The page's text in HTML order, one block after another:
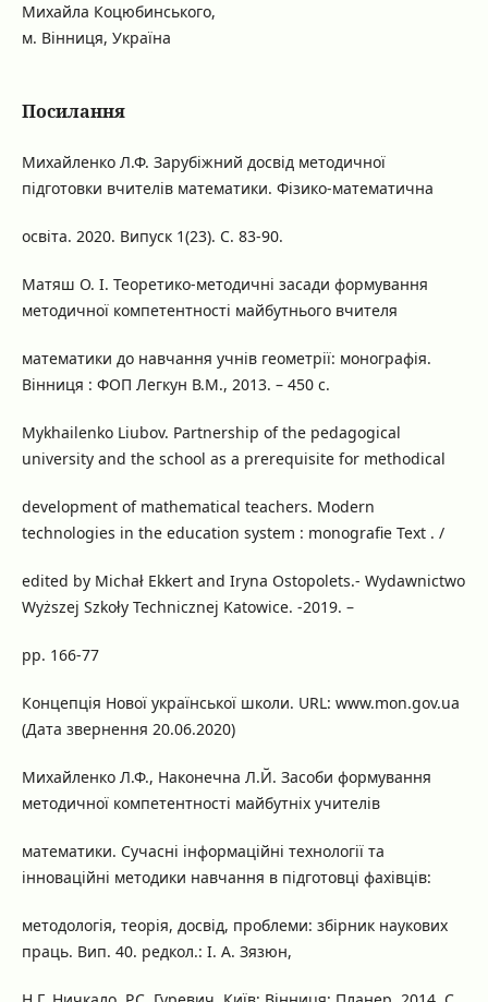
Михайла Коцюбинського,
м. Вінниця, Україна
Посилання
Михайленко Л.Ф. Зарубіжний досвід методичної
підготовки вчителів математики. Фізико-математична
освіта. 2020. Випуск 1(23). С. 83-90.
Матяш О. І. Теоретико-методичні засади формування
методичної компетентності майбутнього вчителя
математики до навчання учнів геометрії: монографія.
Вінниця : ФОП Легкун В.М., 2013. – 450 с.
Mykhailenko Liubov. Partnership of the pedagogical
university and the school as a prerequisite for methodical
development of mathematical teachers. Modern
technologies in the education system : monografie Text . /
edited by Michał Ekkert and Iryna Ostopolets.- Wydawnictwo
Wyższej Szkoły Technicznej Katowice. -2019. –
рр. 166-77
Концепція Нової української школи. URL: www.mon.gov.ua
(Дата звернення 20.06.2020)
Михайленко Л.Ф., Наконечна Л.Й. Засоби формування
методичної компетентності майбутніх учителів
математики. Сучасні інформаційні технології та
інноваційні методики навчання в підготовці фахівців:
методологія, теорія, досвід, проблеми: збірник наукових
праць. Вип. 40. редкол.: І. А. Зязюн,